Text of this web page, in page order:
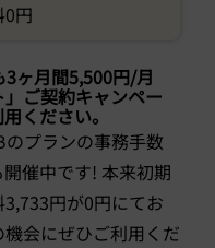
0円
ヶ月間5,500円/月
」ご契約キャンペー
ください。
プランの事務手数
催中です! 本来初期
円が0円にてお
会にぜひご利用くだ